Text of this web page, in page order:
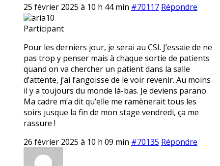
25 février 2025 à 10 h 44 min #70117 Répondre
aria10
Participant
Pour les derniers jour, je serai au CSI. J’essaie de ne
pas trop y penser mais à chaque sortie de patients
quand on va chercher un patient dans la salle
d’attente, j’ai l’angoisse de le voir revenir. Au moins
il y a toujours du monde là-bas. Je deviens parano.
Ma cadre m’a dit qu’elle me ramènerait tous les
soirs jusque la fin de mon stage vendredi, ça me
rassure !
26 février 2025 à 10 h 09 min #70135 Répondre